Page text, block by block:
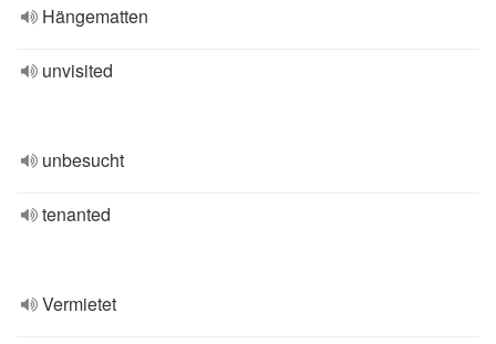
Hängematten
unvisited
unbesucht
tenanted
Vermietet